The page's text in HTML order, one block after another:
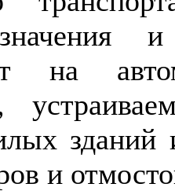
и
на
зданий
и